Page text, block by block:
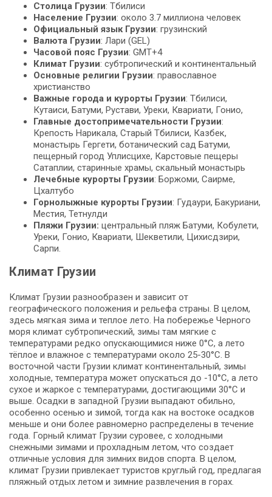
Столица Грузии: Тбилиси
Население Грузии: около 3.7 миллиона человек
Официальный язык Грузии: грузинский
Валюта Грузии: Лари (GEL)
Часовой пояс Грузии: GMT+4
Климат Грузии: субтропический и континентальный
Основные религии Грузии: православное
христианство
Важные города и курорты Грузии: Тбилиси,
Кутаиси, Батуми, Рустави, Уреки, Квариати, Гонио,
Главные достопримечательности Грузии:
Крепость Нарикала, Старый Тбилиси, Казбек,
монастырь Гергети, ботанический сад Батуми,
пещерный город Уплисцихе, Карстовые пещеры
Сатаплии, старинные храмы, скальный монастырь
Лечебные курорты Грузии: Боржоми, Саирме,
Цхалтубо
Горнолыжные курорты Грузии: Гудаури, Бакуриани,
Местия, Тетнулди
Пляжи Грузии: центральный пляж Батуми, Кобулети,
Уреки, Гонио, Квариати, Шекветили, Цихисдзири,
Сарпи.
Климат Грузии
Климат Грузии разнообразен и зависит от
географического положения и рельефа страны. В целом,
здесь мягкая зима и теплое лето. На побережье Черного
моря климат субтропический, зимы там мягкие с
температурами редко опускающимися ниже 0°C, а лето
тёплое и влажное с температурами около 25-30°C. В
восточной части Грузии климат континентальный, зимы
холодные, температура может опускаться до -10°C, а лето
сухое и жаркое с температурами, достигающими 30°C и
выше. Осадки в западной Грузии выпадают обильно,
особенно осенью и зимой, тогда как на востоке осадков
меньше и они более равномерно распределены в течение
года. Горный климат Грузии суровее, с холодными
снежными зимами и прохладным летом, что создает
отличные условия для зимних видов спорта. В целом,
климат Грузии привлекает туристов круглый год, предлагая
пляжный отдых летом и зимние развлечения в горах.